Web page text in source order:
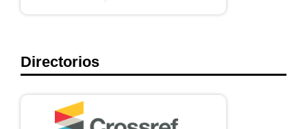
Directorios